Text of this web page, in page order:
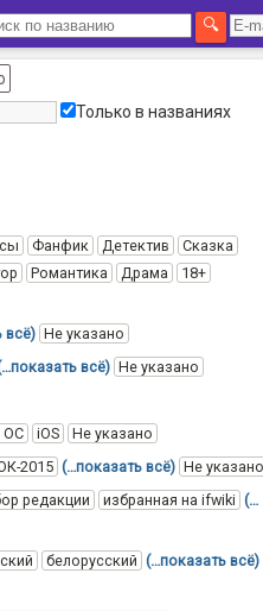
Только в названиях
Фанфик Детектив
Сказка
Романтика Драма
18+
всё) Не указано
всё) Не указано
ОС iOS Не указано
2015 (…показать всё) Не указано
редакции избранная на ifwiki (…
белорусский (…показать всё)